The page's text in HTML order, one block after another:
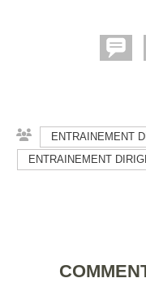
ENTRAINEMENT
ENTRAINEMENT